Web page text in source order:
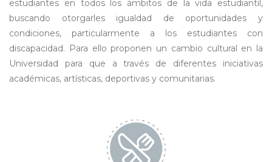
estudiantes en todos los ámbitos de la vida estudiantil,
buscando otorgarles igualdad de oportunidades y
condiciones, particularmente a los estudiantes con
discapacidad. Para ello proponen un cambio cultural en la
Universidad para que a través de diferentes iniciativas
académicas, artísticas, deportivas y comunitarias.